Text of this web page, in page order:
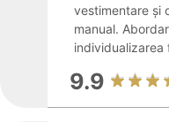
vestimentare și
manual.
individualizarea
9.9